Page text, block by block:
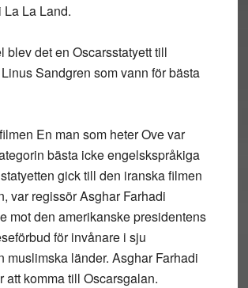
La La Land.
blev det en Oscarsstatyett till
Sandgren som vann för bästa
En man som heter Ove var
bästa icke engelskspråkiga
gick till den iranska filmen
var regissör Asghar Farhadi
mot den amerikanske presidentens
för invånare i sju
muslimska länder. Asghar Farhadi
att komma till Oscarsgalan.